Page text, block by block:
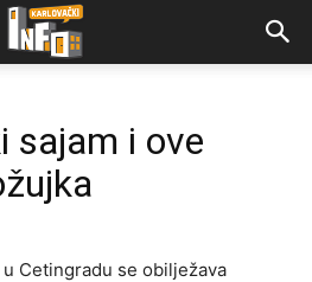
sajam i ove
Cetingradu se obilježava